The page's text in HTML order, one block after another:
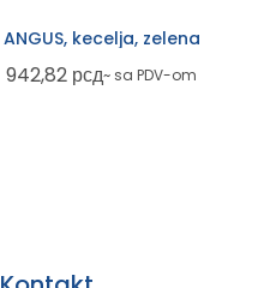
ANGUS, kecelja, zelena
942,82 рсд~ sa PDV-om